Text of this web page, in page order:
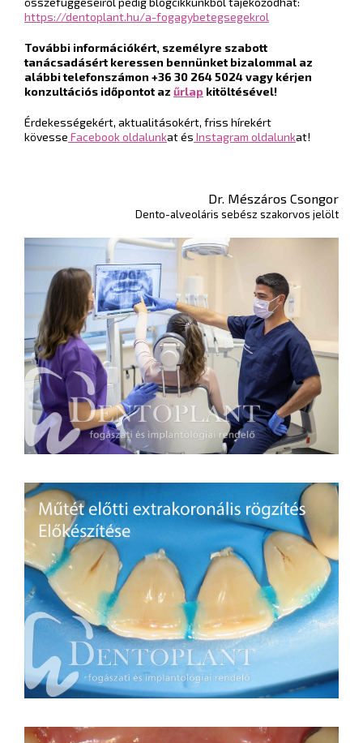
https://dentoplant.hu/a-fogagybetegsegekrol
További információkért, személyre szabott
tanácsadásért keressen bennünket bizalommal az
alábbi telefonszámon +36 30 264 5024 vagy kérjen
konzultációs időpontot az űrlap kitöltésével!
Érdekességekért, aktualitásokért, friss hírekért
kövesse Facebook oldalunkat és Instagram oldalunkat!
Dr. Mészáros Csongor
Dento-alveoláris sebész szakorvos jelölt